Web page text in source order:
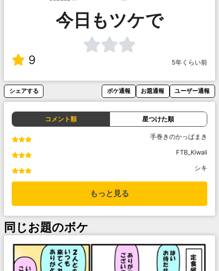
今日もツケで
9 5年くらい前
シェアする ボケ通報 お題通報 ユーザー通報
コメント順 星つけた順
手巻きのかっぱまき
FTB_Kiwali
シキ
もっと見る
同じお題のボケ